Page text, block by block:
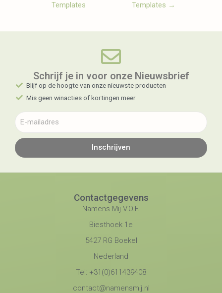
Templates
Templates →
Schrijf je in voor onze Nieuwsbrief​
Blijf op de hoogte van onze nieuwste producten
Mis geen winacties of kortingen meer
Inschrijven
Contactgegevens
Namens Mij V.O.F.
Biesthoek 1e
5427 RG Boekel
Nederland
Tel: +31(0)611439408
contact@namensmij.nl